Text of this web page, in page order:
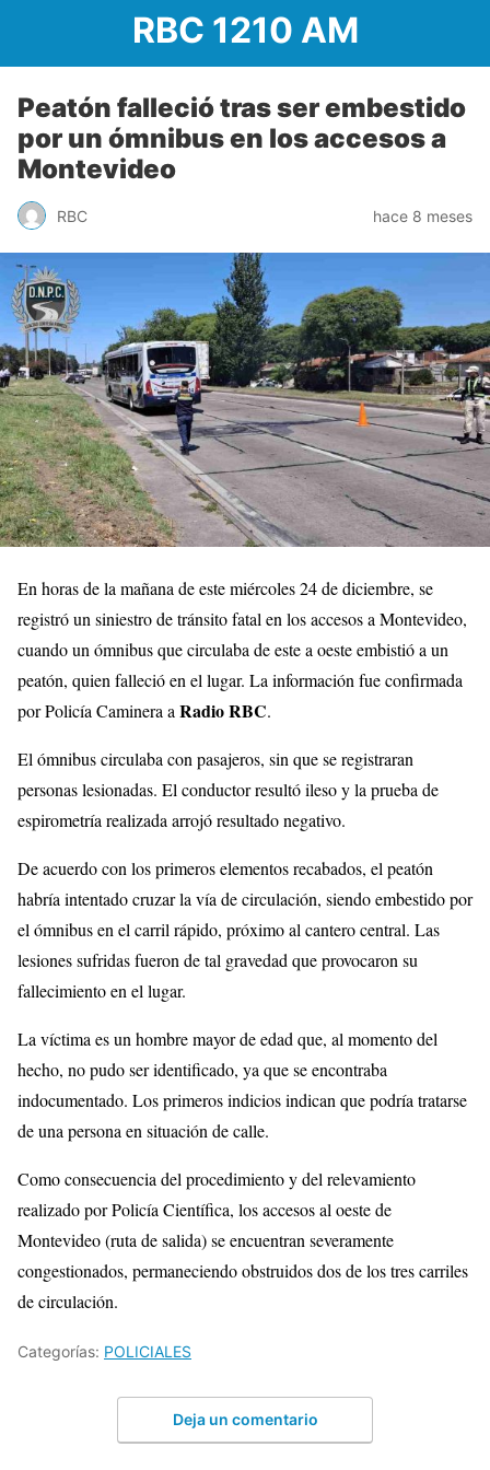
RBC 1210 AM
Peatón falleció tras ser embestido
por un ómnibus en los accesos a
Montevideo
RBC hace 8 meses
En horas de la mañana de este miércoles 24 de diciembre, se
registró un siniestro de tránsito fatal en los accesos a Montevideo,
cuando un ómnibus que circulaba de este a oeste embistió a un
peatón, quien falleció en el lugar. La información fue confirmada
por Policía Caminera a Radio RBC.
El ómnibus circulaba con pasajeros, sin que se registraran
personas lesionadas. El conductor resultó ileso y la prueba de
espirometría realizada arrojó resultado negativo.
De acuerdo con los primeros elementos recabados, el peatón
habría intentado cruzar la vía de circulación, siendo embestido por
el ómnibus en el carril rápido, próximo al cantero central. Las
lesiones sufridas fueron de tal gravedad que provocaron su
fallecimiento en el lugar.
La víctima es un hombre mayor de edad que, al momento del
hecho, no pudo ser identificado, ya que se encontraba
indocumentado. Los primeros indicios indican que podría tratarse
de una persona en situación de calle.
Como consecuencia del procedimiento y del relevamiento
realizado por Policía Científica, los accesos al oeste de
Montevideo (ruta de salida) se encuentran severamente
congestionados, permaneciendo obstruidos dos de los tres carriles
de circulación.
Categorías: POLICIALES
Deja un comentario